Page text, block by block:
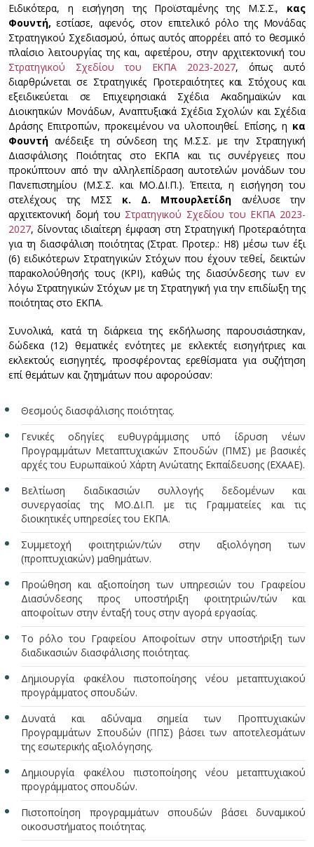
Ειδικότερα, η εισήγηση της Προϊσταμένης της Μ.Σ.Σ., κας
Φουντή, εστίασε, αφενός, στον επιτελικό ρόλο της Μονάδας
Στρατηγικού Σχεδιασμού, όπως αυτός απορρέει από το θεσμικό
πλαίσιο λειτουργίας της και, αφετέρου, στην αρχιτεκτονική του
Στρατηγικού Σχεδίου του ΕΚΠΑ 2023-2027, όπως αυτό
διαρθρώνεται σε Στρατηγικές Προτεραιότητες και Στόχους και
εξειδικεύεται σε Επιχειρησιακά Σχέδια Ακαδημαϊκών και
Διοικητικών Μονάδων, Αναπτυξιακά Σχέδια Σχολών και Σχέδια
Δράσης Επιτροπών, προκειμένου να υλοποιηθεί. Επίσης, η κα
Φουντή ανέδειξε τη σύνδεση της Μ.Σ.Σ. με την Στρατηγική
Διασφάλισης Ποιότητας στο ΕΚΠΑ και τις συνέργειες που
προκύπτουν από την αλληλεπίδραση αυτοτελών μονάδων του
Πανεπιστημίου (Μ.Σ.Σ. και ΜΟ.ΔΙ.Π.). Έπειτα, η εισήγηση του
στελέχους της ΜΣΣ κ. Δ. Μπουρλετίδη ανέλυσε την
αρχιτεκτονική δομή του Στρατηγικού Σχεδίου του ΕΚΠΑ 2023-
2027, δίνοντας ιδιαίτερη έμφαση στη Στρατηγική Προτεραιότητα
για τη διασφάλιση ποιότητας (Στρατ. Προτερ.: Η8) μέσω των έξι
(6) ειδικότερων Στρατηγικών Στόχων που έχουν τεθεί, δεικτών
παρακολούθησής τους (KPI), καθώς της διασύνδεσης των εν
λόγω Στρατηγικών Στόχων με τη Στρατηγική για την επιδίωξη της
ποιότητας στο ΕΚΠΑ.
Συνολικά, κατά τη διάρκεια της εκδήλωσης παρουσιάστηκαν,
δώδεκα (12) θεματικές ενότητες με εκλεκτές εισηγήτριες και
εκλεκτούς εισηγητές, προσφέροντας ερεθίσματα για συζήτηση
επί θεμάτων και ζητημάτων που αφορούσαν:
Θεσμούς διασφάλισης ποιότητας.
Γενικές οδηγίες ευθυγράμμισης υπό ίδρυση νέων
Προγραμμάτων Μεταπτυχιακών Σπουδών (ΠΜΣ) με βασικές
αρχές του Ευρωπαϊκού Χάρτη Ανώτατης Εκπαίδευσης (ΕΧΑΑΕ).
Βελτίωση διαδικασιών συλλογής δεδομένων και
συνεργασίας της ΜΟ.ΔΙ.Π. με τις Γραμματείες και τις
διοικητικές υπηρεσίες του ΕΚΠΑ.
Συμμετοχή φοιτητριών/τών στην αξιολόγηση των
(προπτυχιακών) μαθημάτων.
Προώθηση και αξιοποίηση των υπηρεσιών του Γραφείου
Διασύνδεσης προς υποστήριξη φοιτητριών/τών και
αποφοίτων στην ένταξή τους στην αγορά εργασίας.
Το ρόλο του Γραφείου Αποφοίτων στην υποστήριξη των
διαδικασιών διασφάλισης ποιότητας.
Δημιουργία φακέλου πιστοποίησης νέου μεταπτυχιακού
προγράμματος σπουδών.
Δυνατά και αδύναμα σημεία των Προπτυχιακών
Προγραμμάτων Σπουδών (ΠΠΣ) βάσει των αποτελεσμάτων
της εσωτερικής αξιολόγησης.
Δημιουργία φακέλου πιστοποίησης νέου μεταπτυχιακού
προγράμματος σπουδών.
Πιστοποίηση προγραμμάτων σπουδών βάσει δυναμικού
οικοσυστήματος ποιότητας.